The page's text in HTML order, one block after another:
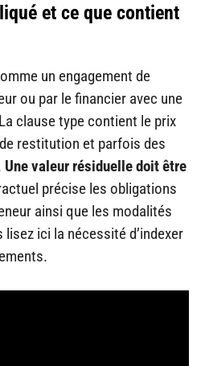
et ce que contient
un engagement de
ou par le financier avec une
clause type contient le prix
restitution et parfois des
Une valeur résiduelle doit être
précise les obligations
ainsi que les modalités
ici la nécessité d’indexer